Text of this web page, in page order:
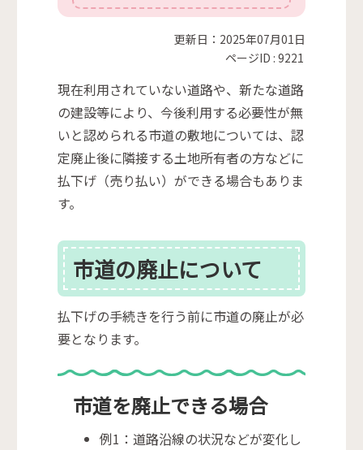
更新日：2025年07月01日
ページID :9221
現在利用されていない道路や、新たな道路
の建設等により、今後利用する必要性が無
いと認められる市道の敷地については、認
定廃止後に隣接する土地所有者の方などに
払下げ（売り払い）ができる場合もありま
す。
市道の廃止について
払下げの手続きを行う前に市道の廃止が必
要となります。
市道を廃止できる場合
例1：道路沿線の状況などが変化し